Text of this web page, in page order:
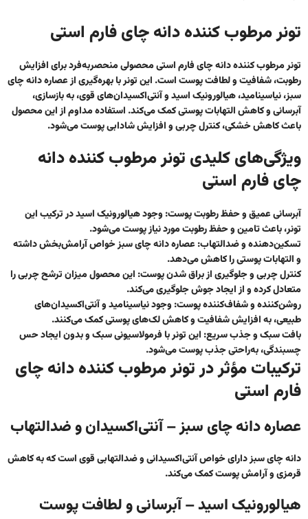
تونر مرطوب کننده دانه چای فارم استی
تونر مرطوب کننده دانه چای فارم استی محصولی منحصر‌به‌فرد برای افزایش
رطوبت، شفافیت و لطافت پوست است. این تونر با بهره‌گیری از عصاره دانه چای
سبز، نیاسینامید، هیالورونیک اسید و آنتی‌اکسیدان‌های قوی، به بازسازی،
آبرسانی و کاهش التهابات پوستی کمک می‌کند. استفاده مداوم از این محصول
باعث کاهش خشکی، کنترل چربی و افزایش شادابی پوست می‌شود.
ویژگی‌های کلیدی تونر مرطوب کننده دانه
چای فارم استی
آبرسانی عمیق و حفظ رطوبت پوست: وجود هیالورونیک اسید در ترکیب این
تونر، باعث تامین و حفظ رطوبت مورد نیاز پوست می‌شود.
تسکین‌دهنده و ضدالتهاب: عصاره دانه چای سبز خواص آرامش‌بخش داشته
و التهابات پوستی را کاهش می‌دهد.
کنترل چربی و جلوگیری از براق شدن پوست: این محصول میزان ترشح چربی را
متعادل کرده و از ایجاد جوش جلوگیری می‌کند.
روشن‌کننده و شفاف‌کننده پوست: وجود نیاسینامید و آنتی‌اکسیدان‌های
طبیعی، به افزایش شفافیت و کاهش لک‌های پوستی کمک می‌کنند.
بافت سبک و جذب سریع: این تونر با فرمولاسیونی سبک و بدون ایجاد حس
چسبندگی، به‌راحتی جذب پوست می‌شود.
ترکیبات مؤثر در تونر مرطوب کننده دانه چای
فارم استی
عصاره دانه چای سبز – آنتی‌اکسیدان و ضدالتهاب
دانه چای سبز دارای خواص آنتی‌اکسیدانی و ضدالتهابی قوی است که به کاهش
قرمزی و آرامش پوست کمک می‌کند.
هیالورونیک اسید – آبرسانی و لطافت پوست